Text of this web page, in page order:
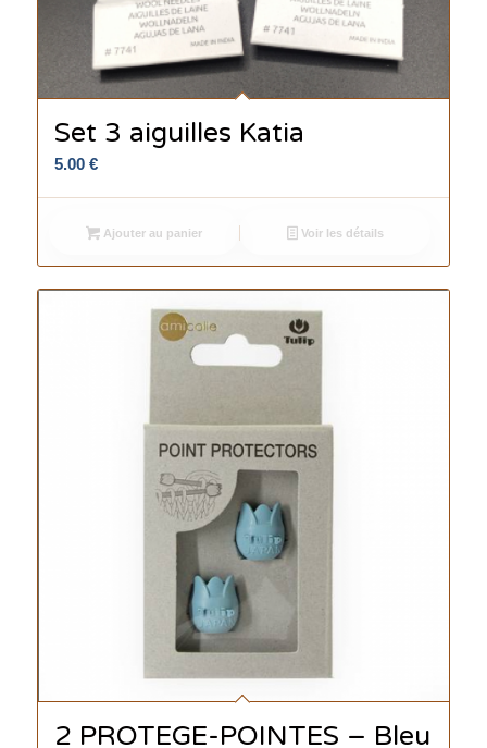
Set 3 aiguilles Katia
5.00 €
Ajouter au panier Voir les détails
2 PROTEGE-POINTES – Bleu